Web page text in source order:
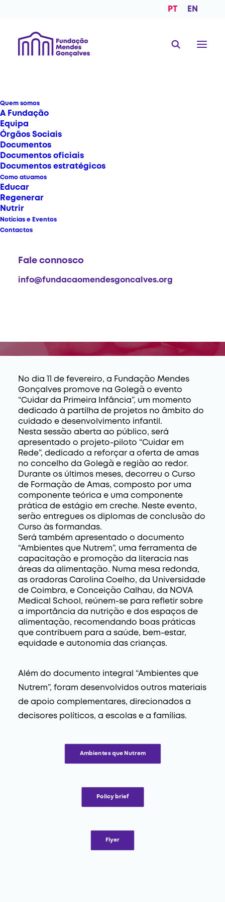
PT EN
Quem somos
A Fundação
Equipa
Órgãos Sociais
Documentos
Documentos oficiais
Documentos estratégicos
Como atuamos
Educar
Regenerar
Nutrir
Notícias e Eventos
Contactos
Fale connosco
info@fundacaomendesgoncalves.org
Cuidar Da Primeira
No dia 11 de fevereiro, a Fundação Mendes
Gonçalves promove na Golegã o evento
“Cuidar da Primeira Infância”, um momento
dedicado à partilha de projetos no âmbito do
cuidado e desenvolvimento infantil.
Nesta sessão aberta ao público, será
apresentado o projeto-piloto “Cuidar em
Rede”, dedicado a reforçar a oferta de amas
no concelho da Golegã e região ao redor.
Durante os últimos meses, decorreu o Curso
de Formação de Amas, composto por uma
componente teórica e uma componente
prática de estágio em creche. Neste evento,
serão entregues os diplomas de conclusão do
Curso às formandas.
Será também apresentado o documento
“Ambientes que Nutrem”, uma ferramenta de
capacitação e promoção da literacia nas
áreas da alimentação. Numa mesa redonda,
as oradoras Carolina Coelho, da Universidade
de Coimbra, e Conceição Calhau, da NOVA
Medical School, reúnem-se para refletir sobre
a importância da nutrição e dos espaços de
alimentação, recomendando boas práticas
que contribuem para a saúde, bem-estar,
equidade e autonomia das crianças.
Além do documento integral “Ambientes que
Nutrem”, foram desenvolvidos outros materiais
de apoio complementares, direcionados a
decisores políticos, a escolas e a famílias.
Ambientes que Nutrem
Policy brief
Flyer